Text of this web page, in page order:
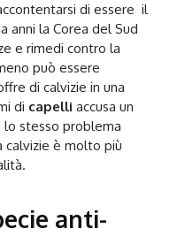
di essere il
anni la Corea del Sud
e rimedi contro la
può essere
di calvizie in una
di capelli accusa un
lo stesso problema
calvizie è molto più
anti-